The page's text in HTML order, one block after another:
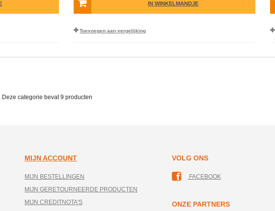
IN WINKELMANDJE
Toevoegen aan vergelijking
Deze categorie bevat9 producten
MIJN ACCOUNT
MIJN BESTELLINGEN
MIJN GERETOURNEERDE PRODUCTEN
MIJN CREDITNOTA'S
VOLG ONS
FACEBOOK
ONZE PARTNERS